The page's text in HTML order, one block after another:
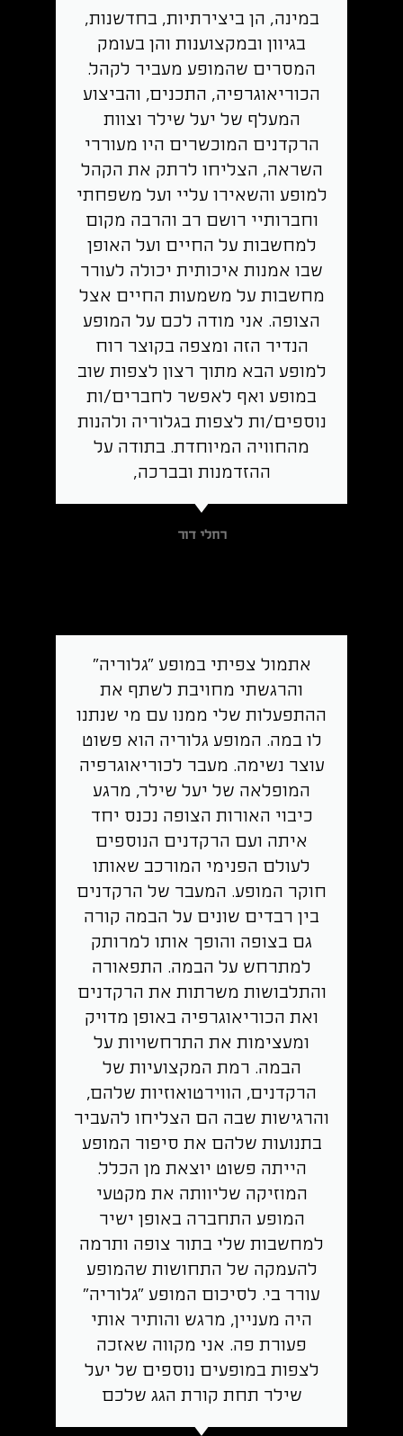
במינה, הן ביצירתיות, בחדשנות,
בגיוון ובמקצוענות והן בעומק
המסרים שהמופע מעביר לקהל.
הכוריאוגרפיה, התכנים, והביצוע
המעלף של יעל שילר וצוות
הרקדנים המוכשרים היו מעוררי
השראה, הצליחו לרתק את הקהל
למופע והשאירו עליי ועל משפחתי
וחברותיי רושם רב והרבה מקום
למחשבות על החיים ועל האופן
שבו אמנות איכותית יכולה לעורר
מחשבות על משמעות החיים אצל
הצופה. אני מודה לכם על המופע
הנדיר הזה ומצפה בקוצר רוח
למופע הבא מתוך רצון לצפות שוב
במופע ואף לאפשר לחברים/ות
נוספים/ות לצפות בגלוריה ולהנות
מהחוויה המיוחדת. בתודה על
ההזדמנות ובברכה,
רחלי דור
אתמול צפיתי במופע "גלוריה"
והרגשתי מחויבת לשתף את
ההתפעלות שלי ממנו עם מי שנתנו
לו במה. המופע גלוריה הוא פשוט
עוצר נשימה. מעבר לכוריאוגרפיה
המופלאה של יעל שילר, מרגע
כיבוי האורות הצופה נכנס יחד
איתה ועם הרקדנים הנוספים
לעולם הפנימי המורכב שאותו
חוקר המופע. המעבר של הרקדנים
בין רבדים שונים על הבמה קורה
גם בצופה והופך אותו למרותק
למתרחש על הבמה. התפאורה
והתלבושות משרתות את הרקדנים
ואת הכוריאוגרפיה באופן מדויק
ומעצימות את התרחשויות על
הבמה. רמת המקצועיות של
הרקדנים, הווירטואוזיות שלהם,
והרגישות שבה הם הצליחו להעביר
בתנועות שלהם את סיפור המופע
הייתה פשוט יוצאת מן הכלל.
המוזיקה שליוותה את מקטעי
המופע התחברה באופן ישיר
למחשבות שלי בתור צופה ותרמה
להעמקה של התחושות שהמופע
עורר בי. לסיכום המופע "גלוריה"
היה מעניין, מרגש והותיר אותי
פעורת פה. אני מקווה שאזכה
לצפות במופעים נוספים של יעל
שילר תחת קורת הגג שלכם